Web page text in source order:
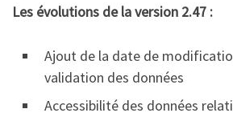
Les évolutions de la version 2.47 :
Ajout de la date de
validation des données
Accessibilité des données